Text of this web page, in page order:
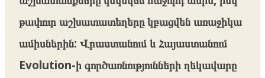
թափուր աշխատատեղերը կբացվեն առաջիկա
ամիսներին: Վրաստանում և Հայաստանում
Evolution-ի գործառնությունների ղեկավարը